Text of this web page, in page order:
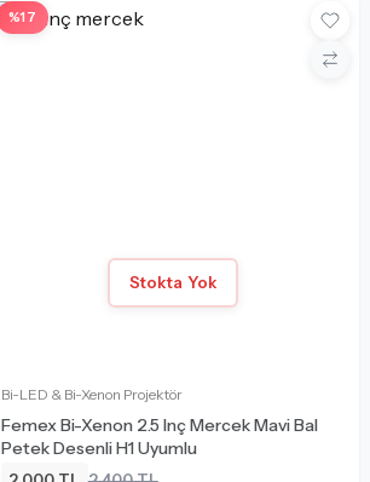
%17
Bi-LED & Bi-Xenon Projektör
Femex Bi-Xenon 2.5 Inç Mercek Mavi Bal
Petek Desenli H1 Uyumlu
Stokta Yok